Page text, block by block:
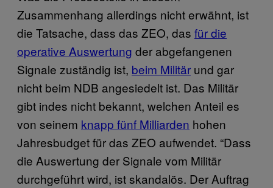
Zusammenhang allerdings nicht erwähnt, ist
die Tatsache, dass das ZEO, das für die
operative Auswertung der abgefangenen
Signale zuständig ist, beim Militär und gar
nicht beim NDB angesiedelt ist. Das Militär
gibt indes nicht bekannt, welchen Anteil es
von seinem knapp fünf Milliarden hohen
Jahresbudget für das ZEO aufwendet. “Dass
die Auswertung der Signale vom Militär
durchgeführt wird, ist skandalös. Der Auftrag